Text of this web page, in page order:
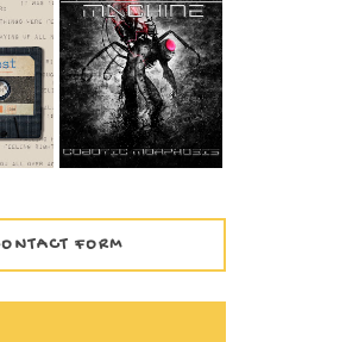
–
ARCHETYPE
MACHINE -
COBOTIC
MORPHOSIS
FORM